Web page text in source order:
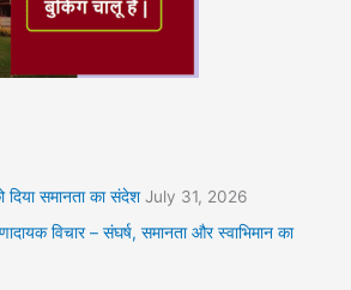
समानता का संदेश July 31, 2026
विचार – संघर्ष, समानता और स्वाभिमान का